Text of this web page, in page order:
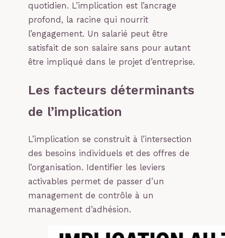
quotidien. L’implication est l’ancrage
profond, la racine qui nourrit
l’engagement. Un salarié peut être
satisfait de son salaire sans pour autant
être impliqué dans le projet d’entreprise.
Les facteurs déterminants
de l’implication
L’implication se construit à l’intersection
des besoins individuels et des offres de
l’organisation. Identifier les leviers
activables permet de passer d’un
management de contrôle à un
management d’adhésion.